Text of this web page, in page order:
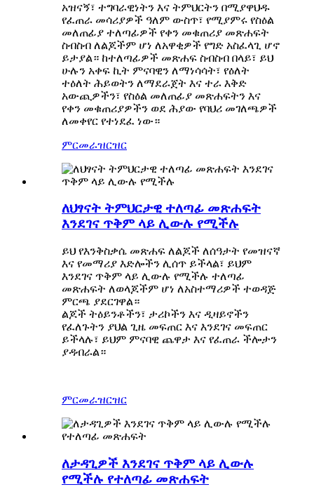
አዝናኝ፣ ተግባራዊነትን እና ትምህርትን በሚያዋህዱ
የፈጠራ መሳሪያዎች ዓለም ውስጥ፣ የሚያምሩ የስዕል
መለጠፊያ ተለጣፊዎች የቀን መቁጠሪያ መጽሐፍት
ስብስብ ለልጆችም ሆነ ለአዋቂዎች የግድ አስፈላጊ ሆኖ
ይታያል። ከተለጣፊዎች መጽሐፍ ስብስብ በላይ፣ ይህ
ሁሉን አቀፍ ኪት ምናባዊን ለማነሳሳት፣ የዕለት
ተዕለት ሕይወትን ለማደራጀት እና ተራ እቅድ
አውጪዎችን፣ የስዕል መለጠፊያ መጽሐፍትን እና
የቀን መቁጠሪያዎችን ወደ ሕያው የባህሪ መገለጫዎች
ለመቀየር የተነደፈ ነው።
ምርመራዝርዝር
ለህፃናት ትምህርታዊ ተለጣፊ መጽሐፍት
እንደገና ጥቅም ላይ ሊውሉ የሚችሉ
ይህ የእንቅስቃሴ መጽሐፍ ለልጆች ለሰዓታት የመዝናኛ
እና የመማሪያ እድሎችን ሊሰጥ ይችላል፣ ይህም
እንደገና ጥቅም ላይ ሊውሉ የሚችሉ ተለጣፊ
መጽሐፍት ለወላጆችም ሆነ ለአስተማሪዎች ተወዳጅ
ምርጫ ያደርገዋል።
ልጆች ትዕይንቶችን፣ ታሪኮችን እና ዲዛይኖችን
የፈለጉትን ያህል ጊዜ መፍጠር እና እንደገና መፍጠር
ይችላሉ፣ ይህም ምናባዊ ጨዋታ እና የፈጠራ ችሎታን
ያዳብራል።
ምርመራዝርዝር
ለታዳጊዎች እንደገና ጥቅም ላይ ሊውሉ
የሚችሉ የተለጣፊ መጽሐፍት